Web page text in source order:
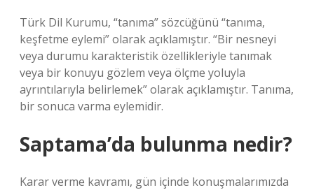
Türk Dil Kurumu, “tanıma” sözcüğünü “tanıma,
keşfetme eylemi” olarak açıklamıştır. “Bir nesneyi
veya durumu karakteristik özellikleriyle tanımak
veya bir konuyu gözlem veya ölçme yoluyla
ayrıntılarıyla belirlemek” olarak açıklamıştır. Tanıma,
bir sonuca varma eylemidir.
Saptama’da bulunma nedir?
Karar verme kavramı, gün içinde konuşmalarımızda